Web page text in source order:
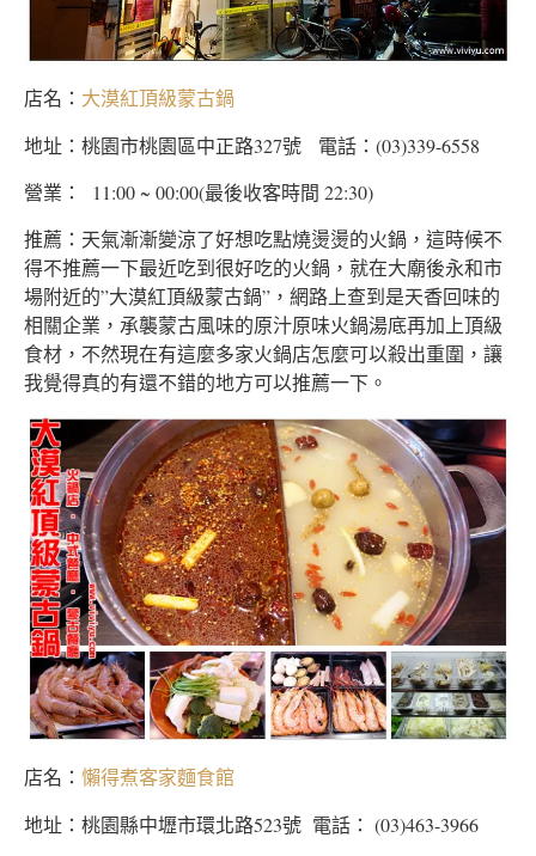
店名： 大漠紅頂級蒙古鍋
地址：桃園市桃園區中正路327號 電話：(03)339-6558
營業： 11:00 ~ 00:00(最後收客時間 22:30)
推薦：天氣漸漸變涼了好想吃點燒燙燙的火鍋，這時候不
得不推薦一下最近吃到很好吃的火鍋，就在大廟後永和市
場附近的”大漠紅頂級蒙古鍋”，網路上查到是天香回味的
相關企業，承襲蒙古風味的原汁原味火鍋湯底再加上頂級
食材，不然現在有這麼多家火鍋店怎麼可以殺出重圍，讓
我覺得真的有還不錯的地方可以推薦一下。
店名： 懶得煮客家麵食館
地址：桃園縣中壢市環北路523號 電話： (03)463-3966